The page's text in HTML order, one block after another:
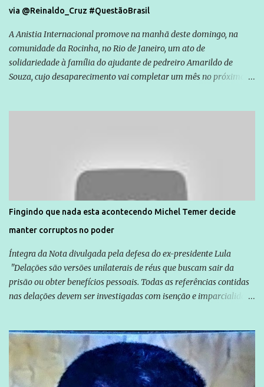
via @Reinaldo_Cruz #QuestãoBrasil
A Anistia Internacional promove na manhã deste domingo, na
comunidade da Rocinha, no Rio de Janeiro, um ato de
solidariedade à família do ajudante de pedreiro Amarildo de
Souza, cujo desaparecimento vai completar um mês no próximo
são vítimas de violência, estão em situação de risco ou têm seus
direitos violados. Leia mais: Anistia Internacional cobra do Brasil
solução do caso Amarildo - Terra Brasil
Fingindo que nada esta acontecendo Michel Temer decide
manter corruptos no poder
Íntegra da Nota divulgada pela defesa do ex-presidente Lula
"Delações são versões unilaterais de réus que buscam sair da
prisão ou obter benefícios pessoais. Todas as referências contidas
nas delações devem ser investigadas com isenção e imparcialidade
Globo manteve com o Grupo Odebrecht, citada na delação de
Emílio Odebrecht. Lula sempre atuou para promover o Brasil no
exterior, e não para promover determinadas empresas ou
empresários" Assina a nota o advogado Cristiano Zanin Martins